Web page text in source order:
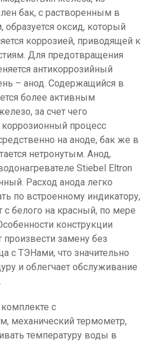
бак, с растворенным в
образуется оксид, который
коррозией, приводящей к
Для предотвращения
антикоррозийный
– анод. Содержащийся в
более активным
за счет чего
процесс
на аноде, бак же в
нетронутым. Анод,
Stiebel Eltron
Расход анода легко
по встроенному индикатору,
белого на красный, по мере
конструкции
замену без
с ТЭНами, что значительно
и облегчает обслуживание
с
механический термометр,
температуру воды в